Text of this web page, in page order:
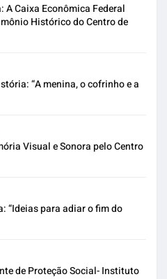
A Caixa Econômica Federal
Histórico do Centro de
“A menina, o cofrinho e a
Visual e Sonora pelo Centro
“Ideias para adiar o fim do
de Proteção Social- Instituto